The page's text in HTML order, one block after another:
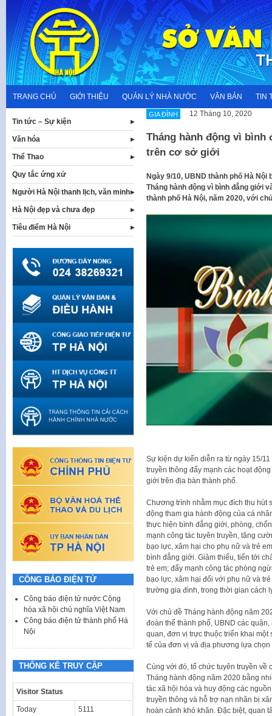
content
TRANG CHỦ GIỚI THIỆU QUẢN LÝ NHÀ NƯỚC VĂN BẢN TIN
GIA ĐÌNH 12 Tháng 10, 2020
Tháng hành động vì bình
trên cơ sở giới
Ngày 9/10, UBND thành phố Hà
Tháng hành động vì bình đẳng giới
thành phố Hà Nội, năm 2020, với
Sự kiện dự kiến diễn ra từ ngày 15/
truyền thông đẩy mạnh các hoạt
giới trên địa bàn thành phố.
Chương trình nhằm mục đích thu hút
động tham gia hành động của cá
thực hiện bình đẳng giới, phòng,
mạnh công tác tuyên truyền, tăng
bạo lực, xâm hại cho phụ nữ và trẻ
bình đẳng giới. Giảm thiểu, tiến tới
trẻ em; đẩy mạnh công tác phòng
bạo lực, xâm hại đối với phụ nữ và
trường gia đình, trong thời gian cách
Với chủ đề Tháng hành động năm
đoàn thể thành phố, UBND các
quan, đơn vị trực thuộc triển khai
tế của đơn vị và địa phương lựa
Cùng với đó, tổ chức tuyên truyền về
Tháng hành động năm 2020 bằng
tác xã hội hóa và huy động các
truyền thông và hỗ trợ nạn nhân bị
hoàn cảnh khó khăn. Đặc biệt, quan
Tin tức – Sự kiện
Văn hóa
Thể Thao
Quy tắc ứng xử
Người Hà Nội thanh lịch, văn minh
Hà Nội đẹp và chưa đẹp
Tiêu điểm Hà Nội
CÔNG BÁO ĐIỆN TỬ
Công báo điện tử nước Cộng
hòa xã hội chủ nghĩa Việt Nam
Công báo điện tử thành phố Hà
Nội
THỐNG KÊ TRUY CẬP
Visitor Status
Today 5111